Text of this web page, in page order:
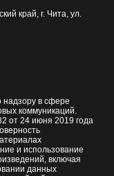
край, г. Чита ул.
надзору в сфере
коммуникаций.
от 24 июня 2019 года
и использование
включая
данных